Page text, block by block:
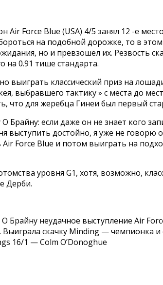
Force Blue (USA) 4/5 занял 12 -е
на подобной дорожке, то в
но и превзошел их. Резвость
на 0.91 тише стандарта.
выиграть классический приз на
выбравшего тактику » с места до
что для жеребца Гинеи был первый
если даже он не знает кого
выступить достойно, я уже не говорю
Force Blue и потом выиграть на
уровня G1, хотя, возможно,
Дерби.
О Брайну неудачное выступление Air
Выиграла скачку Minding — чемпионка
16/1 — Colm O’Donoghue